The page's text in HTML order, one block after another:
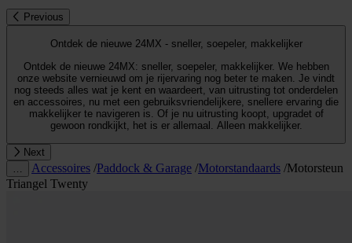
Previous
Ontdek de nieuwe 24MX - sneller, soepeler, makkelijker
Ontdek de nieuwe 24MX: sneller, soepeler, makkelijker. We hebben
onze website vernieuwd om je rijervaring nog beter te maken. Je vindt
nog steeds alles wat je kent en waardeert, van uitrusting tot onderdelen
en accessoires, nu met een gebruiksvriendelijkere, snellere ervaring die
makkelijker te navigeren is. Of je nu uitrusting koopt, upgradet of
gewoon rondkijkt, het is er allemaal. Alleen makkelijker.
Next
Accessoires /Paddock & Garage /Motorstandaards /Motorsteun
Triangel Twenty